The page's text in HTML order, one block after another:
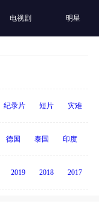
电视剧 明星
纪录片 短片 灾难
德国 泰国 印度
2019 2018 2017